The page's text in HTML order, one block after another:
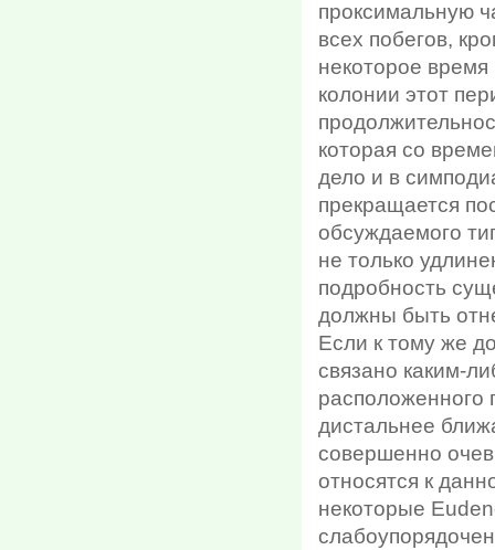
проксимальную
всех побегов,
некоторое
колонии этот
которая со
дело и в
прекращается
обсуждаемого
не только
подробность
должны быть
Если к тому же
связано каким-
расположенного
дистальнее
совершенно
относятся к
некоторые